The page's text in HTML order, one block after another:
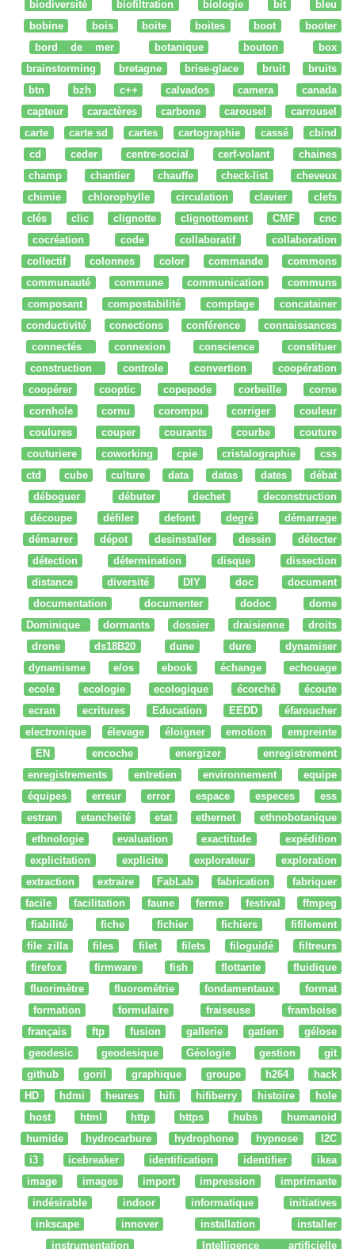
biodiversité
biofiltration biologie bit
bleu
bobine
bois boite boites boot
booter
bord de mer
botanique bouton
box
brainstorming
bretagne brise-glace bruit
bruits
btn
bzh c++ calvados camera
canada
capteur
caractères carbone carousel
carrousel
carte
carte sd cartes cartographie cassé
cbind
cd
ceder centre-social cerf-volant
chaines
champ
chantier chauffe check-list
cheveux
chimie
chlorophylle circulation clavier
clefs
clés
clic clignotte clignottement CMF
cnc
cocréation
code collaboratif
collaboration
collectif
colonnes color commande
commons
communauté
commune communication
communs
composant
compostabilité comptage
concatainer
conductivité
conections conférence
connaissances
connectés
connexion conscience
constituer
construction
controle convertion
coopération
coopérer
cooptic copepode corbeille
corne
cornhole
cornu corompu corriger
couleur
coulures
couper courants courbe
couture
couturiere
coworking cpie cristalographie
css
ctd
cube culture data datas dates
débat
déboguer
débuter dechet
deconstruction
découpe
défiler defont degré
démarrage
démarrer
dépot desinstaller dessin
détecter
détection
détermination disque
dissection
distance
diversité DIY doc
document
documentation
documenter dodoc
dome
Dominique
dormants dossier draisienne
droits
drone
ds18B20 dune dure
dynamiser
dynamisme
e/os ebook échange
echouage
ecole
ecologie ecologique écorché
écoute
ecran
ecritures Education EEDD
éfaroucher
electronique
élevage éloigner emotion
empreinte
EN
encoche energizer
enregistrement
enregistrements
entretien environnement
equipe
équipes
erreur error espace especes
ess
estran
etancheité etat ethernet
ethnobotanique
ethnologie
evaluation exactitude
expédition
explicitation
explicite explorateur
exploration
extraction
extraire FabLab fabrication
fabriquer
facile
facilitation faune ferme festival
ffmpeg
fiabilité
fiche fichier fichiers
fifilement
file zilla
files filet filets filoguidé
filtreurs
firefox
firmware fish flottante
fluidique
fluorimètre
fluorométrie fondamentaux
format
formation
formulaire fraiseuse
framboise
français
ftp fusion gallerie gatien
gélose
geodesic
geodesique Géologie gestion
git
github
goril graphique groupe h264
hack
HD
hdmi heures hifi hifiberry histoire
hole
host
html http https hubs
humanoid
humide
hydrocarbure hydrophone hypnose
I2C
i3
icebreaker identification identifier
ikea
image
images import impression
imprimante
indésirable
indoor informatique
initiatives
inkscape
innover installation
installer
instrumentation
Intelligence artificielle